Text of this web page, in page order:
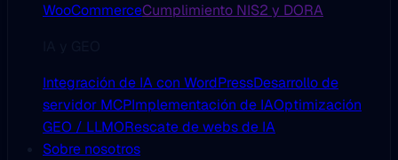
WooCommerceCumplimiento NIS2 y DORA
Integración de IA con WordPressDesarrollo de
servidor MCPImplementación de IAOptimización
GEO / LLMORescate de webs de IA
Sobre nosotros